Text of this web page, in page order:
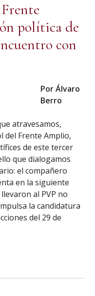
política de
con
Por Álvaro
Berro
atravesamos,
del Frente Amplio,
de este tercer
que dialogamos
el compañero
en la siguiente
al PVP no
la candidatura
del 29 de